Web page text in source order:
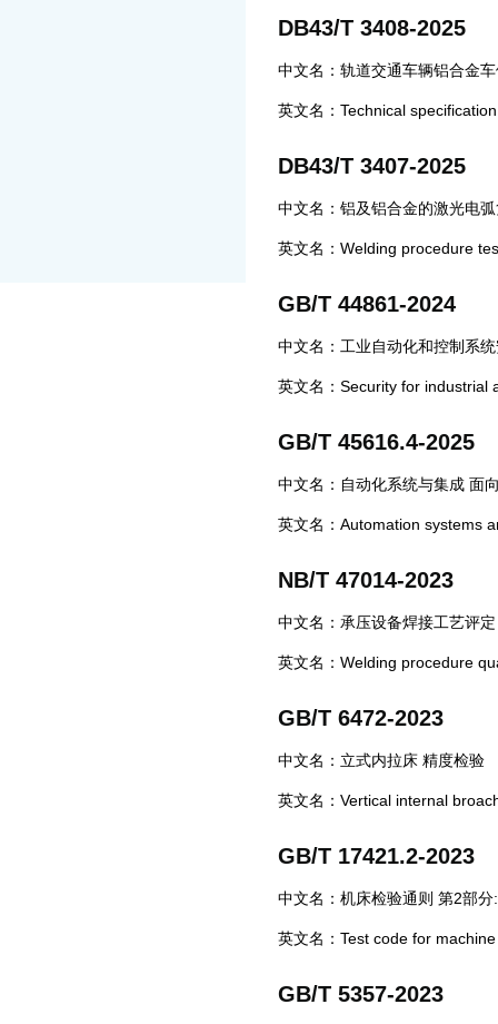
DB43/T 3408-2025
中文名：轨道交通车辆铝合金
英文名：Technical
DB43/T 3407-2025
中文名：铝及铝合金的激光电
英文名：Welding procedure
GB/T 44861-2024
中文名：工业自动化和控制系
英文名：Security for industrial
GB/T 45616.4-2025
中文名：自动化系统与集成 面
英文名：Automation systems
NB/T 47014-2023
中文名：承压设备焊接工艺评定
英文名：Welding procedure
GB/T 6472-2023
中文名：立式内拉床 精度检验
英文名：Vertical internal
GB/T 17421.2-2023
中文名：机床检验通则 第2部
英文名：Test code for
GB/T 5357-2023